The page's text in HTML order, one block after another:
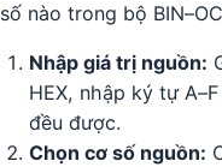
số nào trong bộ
Nhập giá trị nguồn:
HEX, nhập ký tự
đều được.
Chọn cơ số nguồn: